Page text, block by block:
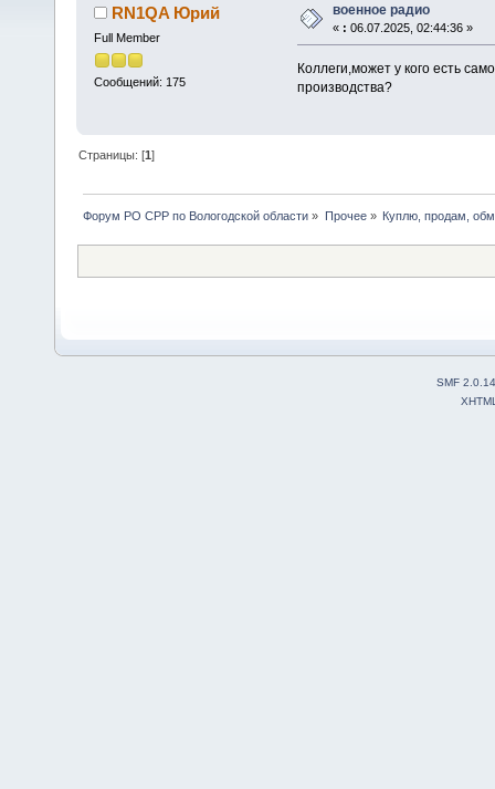
RN1QA Юрий
Full Member
Сообщений: 175
военное радио
« : 06.07.2025, 02:44:36 »
Коллеги,может у кого есть
производства?
Страницы: [1]
Форум РО СРР по Вологодской области » Прочее» Куплю, продам,
SMF 2.0.14